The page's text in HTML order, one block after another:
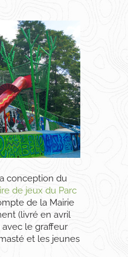
conception du
de jeux du Parc
de la Mairie
(livré en avril
le graffeur
et les jeunes